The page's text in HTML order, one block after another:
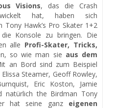
Visions, das die Crash
hat, haben sich
Tony Hawk’s Pro Skater 1+2
Konsole zu bringen. Die
alle Profi-Skater, Tricks,
so wie man sie aus dem
an Bord sind zum Beispiel
Steamer, Geoff Rowley,
Eric Koston, Jamie
natürlich the Birdman Tony
hat seine ganz eigenen